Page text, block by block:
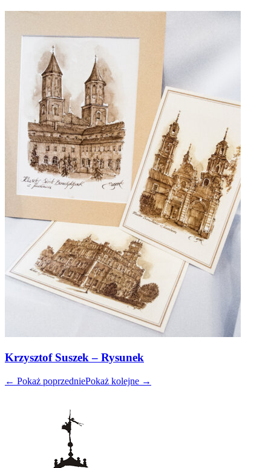
Krzysztof Suszek – Rysunek
← Pokaż poprzedniePokaż kolejne →